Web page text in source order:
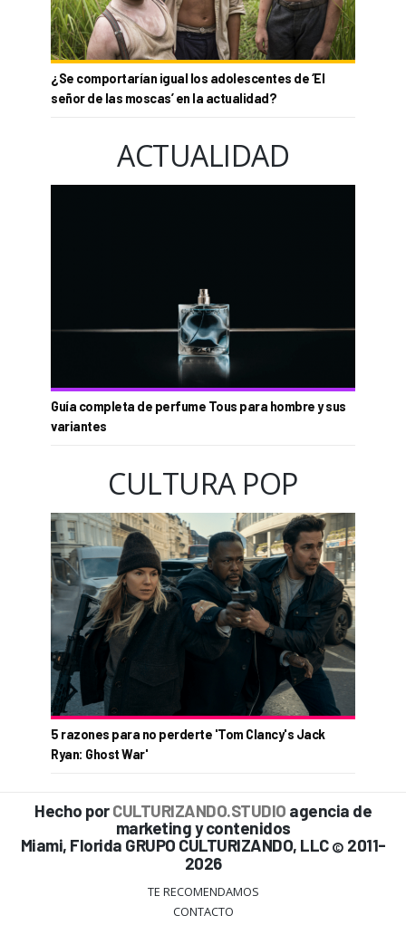
¿Se comportarían igual los adolescentes de ‘El
señor de las moscas’ en la actualidad?
ACTUALIDAD
Guía completa de perfume Tous para hombre y sus
variantes
CULTURA POP
5 razones para no perderte 'Tom Clancy's Jack
Ryan: Ghost War'
Hecho porCULTURIZANDO.STUDIO agencia de
marketing y contenidos
Miami, Florida GRUPO CULTURIZANDO, LLC © 2011-
2026
TE RECOMENDAMOS
CONTACTO